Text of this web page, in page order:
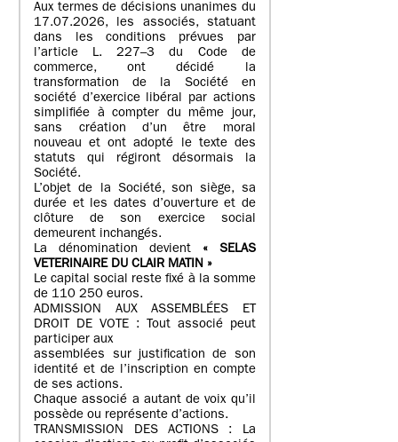
Aux termes de décisions unanimes du
17.07.2026, les associés, statuant
dans les conditions prévues par
l’article L. 227–3 du Code de
commerce, ont décidé la
transformation de la Société en
société d’exercice libéral par actions
simplifiée à compter du même jour,
sans création d’un être moral
nouveau et ont adopté le texte des
statuts qui régiront désormais la
Société.
L’objet de la Société, son siège, sa
durée et les dates d’ouverture et de
clôture de son exercice social
demeurent inchangés.
La dénomination devient « SELAS
VETERINAIRE DU CLAIR MATIN »
Le capital social reste fixé à la somme
de 110 250 euros.
ADMISSION AUX ASSEMBLÉES ET
DROIT DE VOTE : Tout associé peut
participer aux
assemblées sur justification de son
identité et de l’inscription en compte
de ses actions.
Chaque associé a autant de voix qu’il
possède ou représente d’actions.
TRANSMISSION DES ACTIONS : La